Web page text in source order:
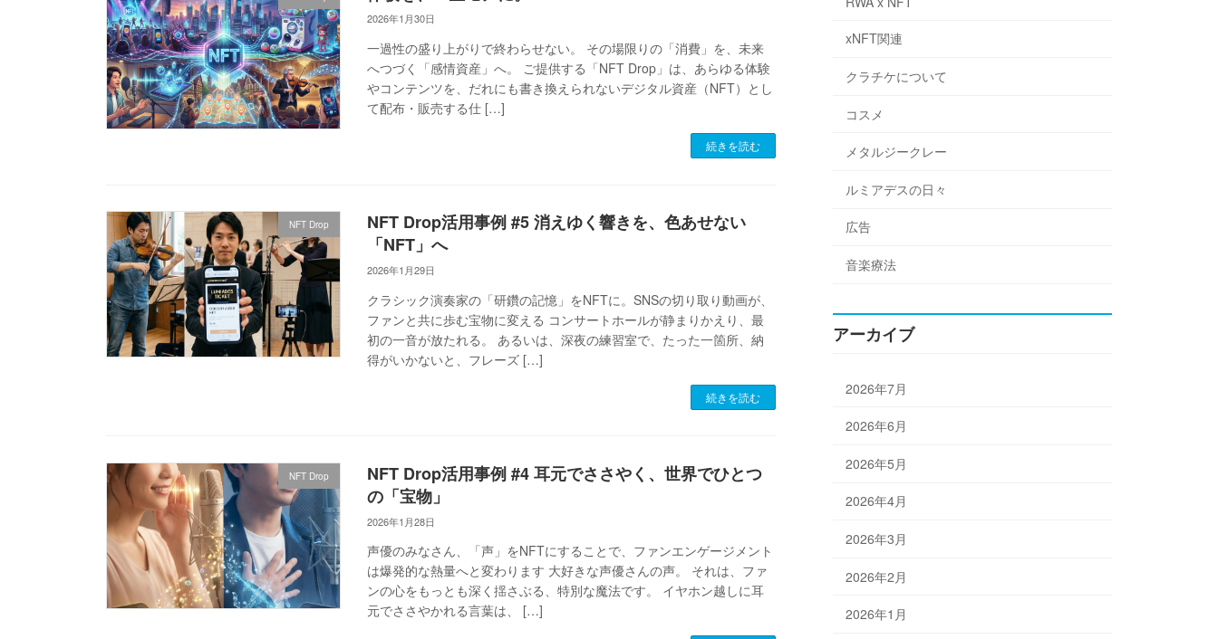
2026年1月30日
一過性の盛り上がりで終わらせない。 その場限りの「消費」を、未来
へつづく「感情資産」へ。 ご提供する「NFT Drop」は、あらゆる体験
やコンテンツを、だれにも書き換えられないデジタル資産（NFT）とし
て配布・販売する仕 […]
続きを読む
NFT Drop
NFT Drop活用事例 #5 消えゆく響きを、色あせない
「NFT」へ
2026年1月29日
クラシック演奏家の「研鑽の記憶」をNFTに。SNSの切り取り動画が、
ファンと共に歩む宝物に変える コンサートホールが静まりかえり、最
初の一音が放たれる。 あるいは、深夜の練習室で、たった一箇所、納
得がいかないと、フレーズ […]
続きを読む
NFT Drop
NFT Drop活用事例 #4 耳元でささやく、世界でひとつ
の「宝物」
2026年1月28日
声優のみなさん、「声」をNFTにすることで、ファンエンゲージメント
は爆発的な熱量へと変わります 大好きな声優さんの声。 それは、ファ
ンの心をもっとも深く揺さぶる、特別な魔法です。 イヤホン越しに耳
元でささやかれる言葉は、 […]
xNFT関連
クラチケについて
コスメ
メタルジークレー
ルミアデスの日々
広告
音楽療法
アーカイブ
2026年7月
2026年6月
2026年5月
2026年4月
2026年3月
2026年2月
2026年1月